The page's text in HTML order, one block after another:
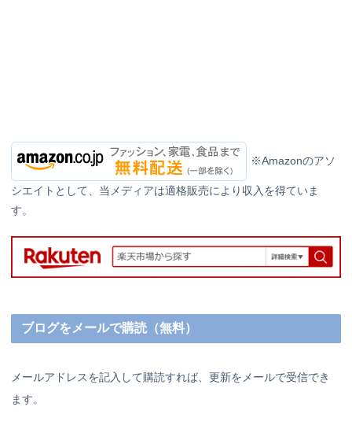
※Amazonのアソ
シエイトとして、当メディアは適格販売により収入を得ていま
す。
ブログをメールで購読（無料）
メールアドレスを記入して購読すれば、更新をメールで受信でき
ます。